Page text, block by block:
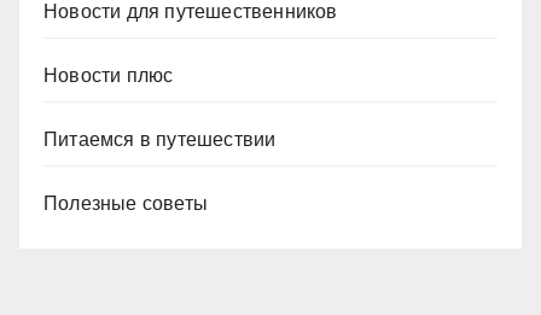
Новости для путешественников
Новости плюс
Питаемся в путешествии
Полезные советы